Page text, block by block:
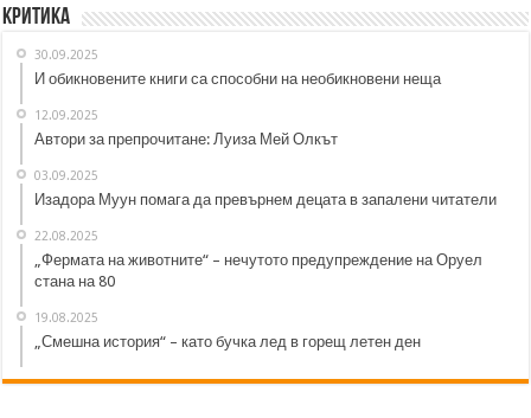
Критика
30.09.2025
И обикновените книги са способни на необикновени неща
12.09.2025
Автори за препрочитане: Луиза Мей Олкът
03.09.2025
Изадора Муун помага да превърнем децата в запалени читатели
22.08.2025
„Фермата на животните“ – нечутото предупреждение на Оруел
стана на 80
19.08.2025
„Смешна история“ – като бучка лед в горещ летен ден